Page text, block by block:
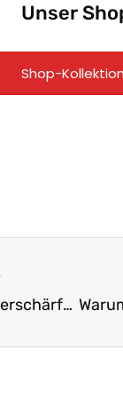
Unser
Shop-Kollektion
Top Messerschärfer für Deine Küchenmesser entdecken